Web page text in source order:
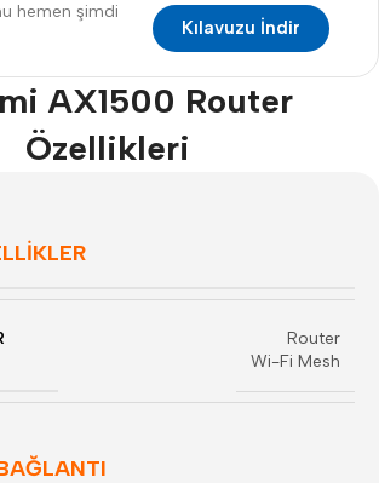
hemen şimdi
Kılavuzu İndir
AX1500 Router
Özellikleri
Router
Wi-Fi Mesh